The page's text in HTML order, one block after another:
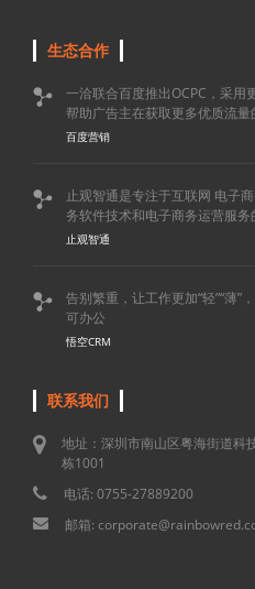
生态合作

一洽联合百度推出OCPC，采
帮助广告主在获取更多优质流量
百度营销

止观智通是专注于互联网 电子
务软件技术和电子商务运营服务
止观智通

告别繁重，让工作更加“轻”“薄”
可办公
悟空CRM
联系我们
地址：深圳市南山区粤海街道科
栋1001
电话: 0755-27889200
邮箱: